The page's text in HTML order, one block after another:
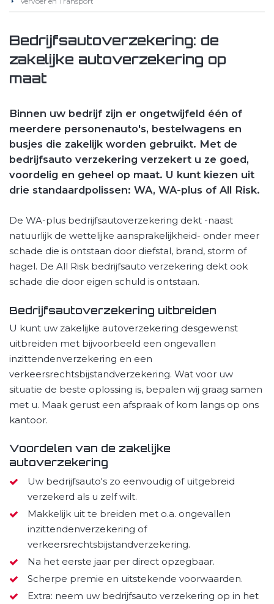
Bedrijfsautoverzekering: de
zakelijke autoverzekering op
maat
Binnen uw bedrijf zijn er ongetwijfeld één of
meerdere personenauto's, bestelwagens en
busjes die zakelijk worden gebruikt. Met de
bedrijfsauto verzekering verzekert u ze goed,
voordelig en geheel op maat. U kunt kiezen uit
drie standaardpolissen: WA, WA-plus of All Risk.
De WA-plus bedrijfsautoverzekering dekt -naast
natuurlijk de wettelijke aansprakelijkheid- onder meer
schade die is ontstaan door diefstal, brand, storm of
hagel. De All Risk bedrijfsauto verzekering dekt ook
schade die door eigen schuld is ontstaan.
Bedrijfsautoverzekering uitbreiden
U kunt uw zakelijke autoverzekering desgewenst
uitbreiden met bijvoorbeeld een ongevallen
inzittendenverzekering en een
verkeersrechtsbijstandverzekering. Wat voor uw
situatie de beste oplossing is, bepalen wij graag samen
met u. Maak gerust een afspraak of kom langs op ons
kantoor.
Voordelen van de zakelijke
autoverzekering
Uw bedrijfsauto's zo eenvoudig of uitgebreid
verzekerd als u zelf wilt.
Makkelijk uit te breiden met o.a. ongevallen
inzittendenverzekering of
verkeersrechtsbijstandverzekering.
Na het eerste jaar per direct opzegbaar.
Scherpe premie en uitstekende voorwaarden.
Extra: neem uw bedrijfsauto verzekering op in het